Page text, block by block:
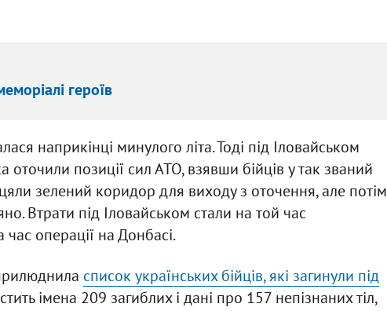
героїв
наприкінці минулого літа. Тоді під Іловайськом
оточили позиції сил АТО, взявши бійців у так званий
зелений коридор для виходу з оточення, але потім
Втрати під Іловайськом стали на той час
операції на Донбасі.
список українських бійців, які загинули під
імена 209 загиблих і дані про 157 непізнаних тіл,